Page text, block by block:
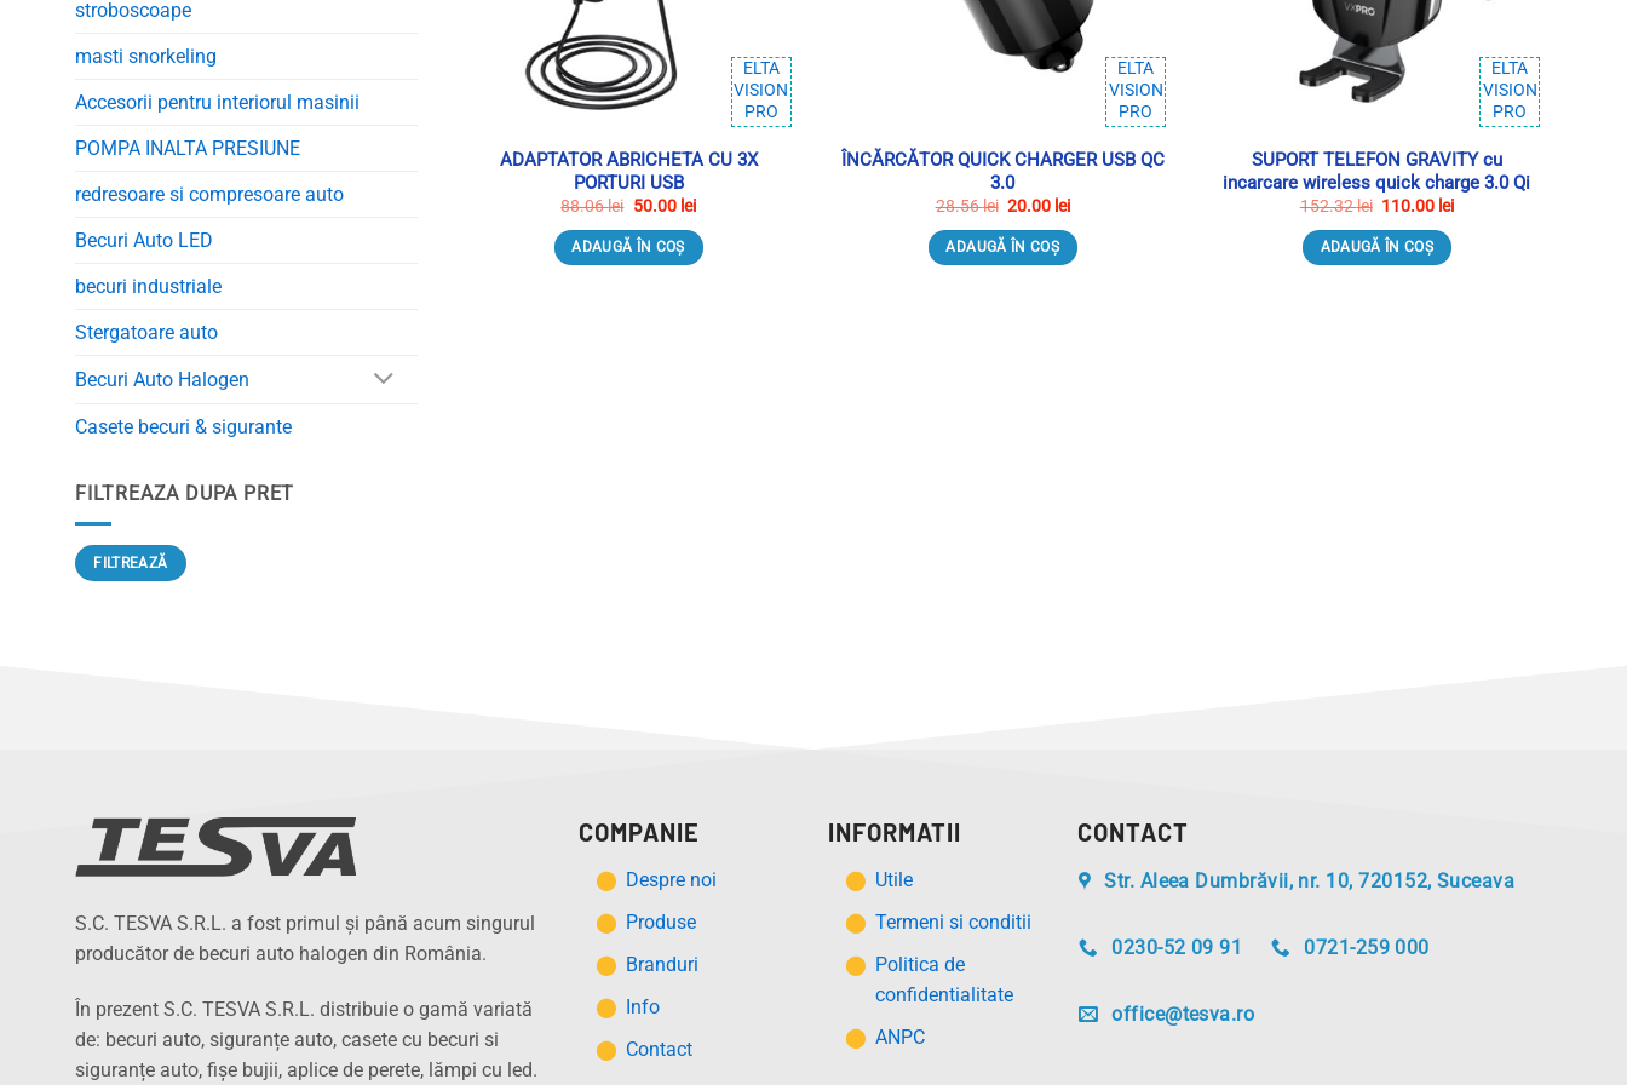
stroboscoape
masti snorkeling
Accesorii pentru interiorul masinii
POMPA INALTA PRESIUNE
redresoare si compresoare auto
Becuri Auto LED
becuri industriale
Stergatoare auto
Becuri Auto Halogen
Casete becuri & sigurante
FILTREAZA DUPA PRET
Preț
minim
Preț
maxim
FILTREAZĂ
ADAPTATOR ABRICHETA CU 3X
PORTURI USB
ELTA
VISION
PRO
88.06lei Prețul
a
fost:
50.00 leiPrețul
este:
50.00 lei.
ADAUGĂ ÎN COȘ
ÎNCĂRCĂTOR QUICK CHARGER USB QC
3.0
ELTA
VISION
PRO
28.56lei Prețul
a
fost:
20.00 leiPrețul
este:
20.00 lei.
ADAUGĂ ÎN COȘ
SUPORT TELEFON GRAVITY cu
incarcare wireless quick charge 3.0 Qi
ELTA
VISION
PRO
152.32lei Prețul
a
fost:
110.00 leiPrețul
ADAUGĂ ÎN COȘ
S.C. TESVA S.R.L. a fost primul și până acum singurul
producător de becuri auto halogen din România.
În prezent S.C. TESVA S.R.L. distribuie o gamă variată
de: becuri auto, siguranțe auto, casete cu becuri si
siguranțe auto, fișe bujii, aplice de perete, lămpi cu led.
COMPANIE
Despre noi
Produse
Branduri
Info
Contact
INFORMATII
Utile
Termeni si conditii
Politica de
confidentialitate
ANPC
CONTACT
Str. Aleea Dumbrăvii, nr. 10, 720152, Suceava
0230-52 09 91 0721-259 000
office@tesva.ro